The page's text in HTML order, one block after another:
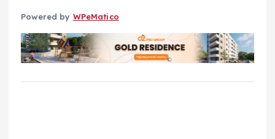
Powered by WPeMatico